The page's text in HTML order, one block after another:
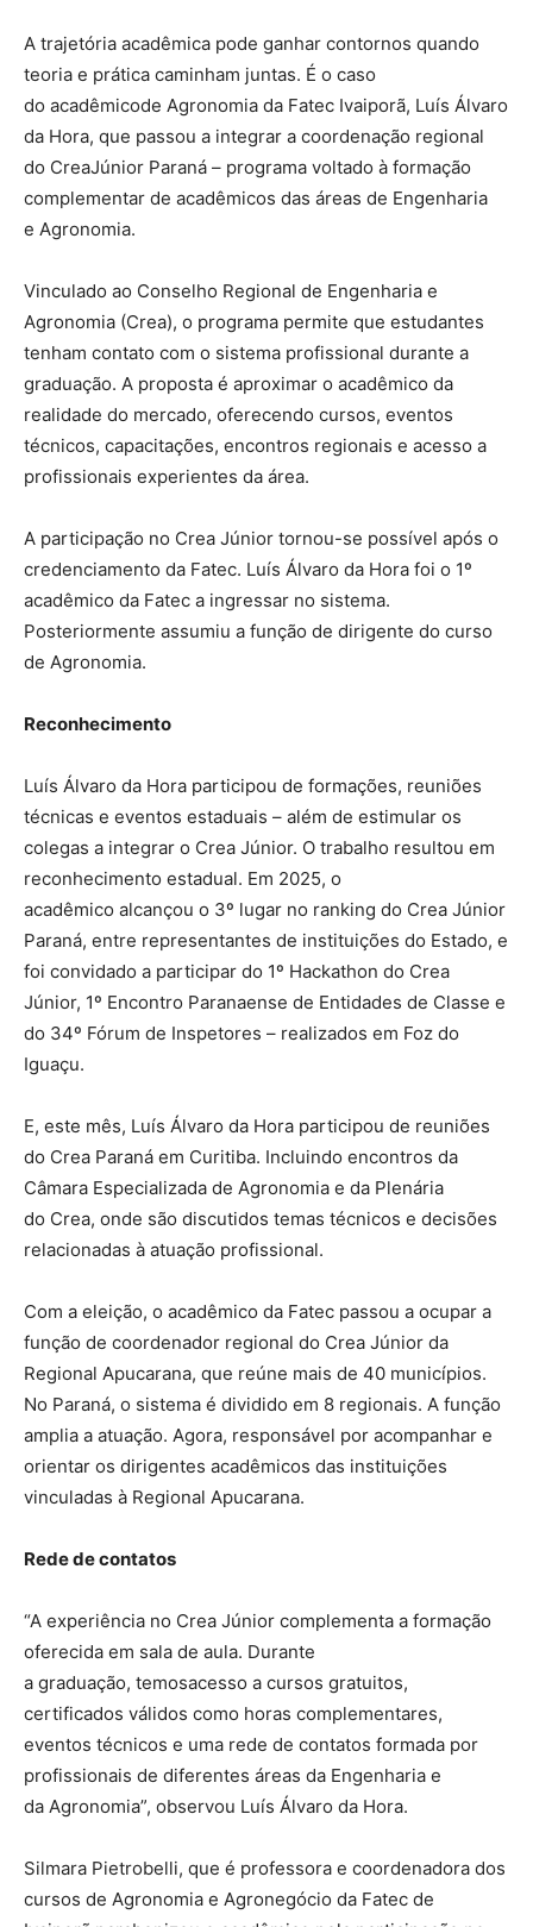
A trajetória acadêmica pode ganhar contornos quando
teoria e prática caminham juntas. É o caso
do acadêmicode Agronomia da Fatec Ivaiporã, Luís Álvaro
da Hora, que passou a integrar a coordenação regional
do CreaJúnior Paraná – programa voltado à formação
complementar de acadêmicos das áreas de Engenharia
e Agronomia.
Vinculado ao Conselho Regional de Engenharia e
Agronomia (Crea), o programa permite que estudantes
tenham contato com o sistema profissional durante a
graduação. A proposta é aproximar o acadêmico da
realidade do mercado, oferecendo cursos, eventos
técnicos, capacitações, encontros regionais e acesso a
profissionais experientes da área.
A participação no Crea Júnior tornou-se possível após o
credenciamento da Fatec. Luís Álvaro da Hora foi o 1º
acadêmico da Fatec a ingressar no sistema.
Posteriormente assumiu a função de dirigente do curso
de Agronomia.
Reconhecimento
Luís Álvaro da Hora participou de formações, reuniões
técnicas e eventos estaduais – além de estimular os
colegas a integrar o Crea Júnior. O trabalho resultou em
reconhecimento estadual. Em 2025, o
acadêmico alcançou o 3º lugar no ranking do Crea Júnior
Paraná, entre representantes de instituições do Estado, e
foi convidado a participar do 1º Hackathon do Crea
Júnior, 1º Encontro Paranaense de Entidades de Classe e
do 34º Fórum de Inspetores – realizados em Foz do
Iguaçu.
E, este mês, Luís Álvaro da Hora participou de reuniões
do Crea Paraná em Curitiba. Incluindo encontros da
Câmara Especializada de Agronomia e da Plenária
do Crea, onde são discutidos temas técnicos e decisões
relacionadas à atuação profissional.
Com a eleição, o acadêmico da Fatec passou a ocupar a
função de coordenador regional do Crea Júnior da
Regional Apucarana, que reúne mais de 40 municípios.
No Paraná, o sistema é dividido em 8 regionais. A função
amplia a atuação. Agora, responsável por acompanhar e
orientar os dirigentes acadêmicos das instituições
vinculadas à Regional Apucarana.
Rede de contatos
“A experiência no Crea Júnior complementa a formação
oferecida em sala de aula. Durante
a graduação, temosacesso a cursos gratuitos,
certificados válidos como horas complementares,
eventos técnicos e uma rede de contatos formada por
profissionais de diferentes áreas da Engenharia e
da Agronomia”, observou Luís Álvaro da Hora.
Silmara Pietrobelli, que é professora e coordenadora dos
cursos de Agronomia e Agronegócio da Fatec de